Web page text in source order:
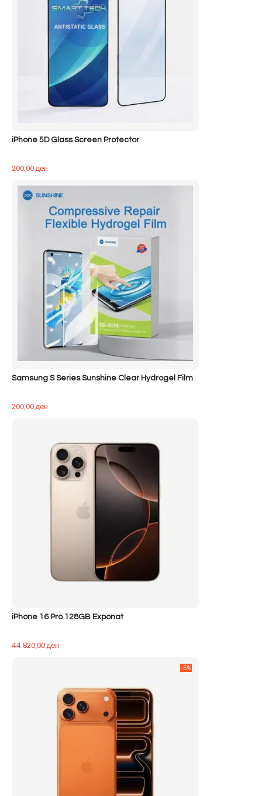
iPhone 5D Glass Screen Protector
200,00ден
Samsung S Series Sunshine Clear Hydrogel Film
200,00ден
iPhone 16 Pro 128GB Exponat
44.820,00ден
-5%